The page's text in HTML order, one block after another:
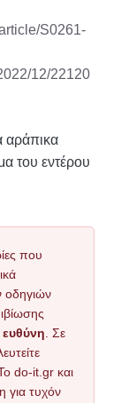
S0261-
12/22120
αράπικα
του εντέρου
που
οδηγιών
. Σε
do-it.gr και
για τυχόν